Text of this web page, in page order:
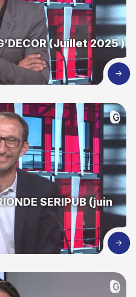
(Juillet 2025 )
SERIPUB (juin